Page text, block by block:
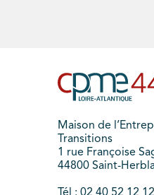
Maison de
Transitions
1 rue Françoise
44800 Saint-
Tél : 02 40 52 12 12